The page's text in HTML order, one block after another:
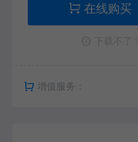
在线购买
增值服务：